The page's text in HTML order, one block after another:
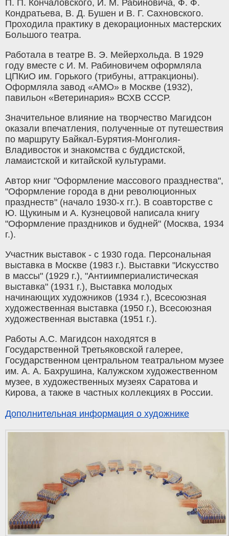
П. П. Кончаловского, И. М. Рабиновича, Ф. Ф.
Кондратьева, В. Д. Бушен и В. Г. Сахновского.
Проходила практику в декорационных мастерских
Большого театра.
Работала в театре В. Э. Мейерхольда. В 1929
году вместе с И. М. Рабиновичем оформляла
ЦПКиО им. Горького (трибуны, аттракционы).
Оформляла завод «АМО» в Москве (1932),
павильон «Ветеринария» ВСХВ СССР.
Значительное влияние на творчество Магидсон
оказали впечатления, полученные от путешествия
по маршруту Байкал-Бурятия-Монголия-
Владивосток и знакомства с буддистской,
ламаистской и китайской культурами.
Автор книг "Оформление массового празднества",
"Оформление города в дни революционных
празднеств" (начало 1930-х гг.). В соавторстве с
Ю. Щукиным и А. Кузнецовой написала книгу
"Оформление праздников и будней" (Москва, 1934
г.).
Участник выставок - с 1930 года. Персональная
выставка в Москве (1983 г.). Выставки "Искусство
в массы" (1929 г.), "Антиимпериалистическая
выставка" (1931 г.), Выставка молодых
начинающих художников (1934 г.), Всесоюзная
художественная выставка (1950 г.), Всесоюзная
художественная выставка (1951 г.).
Работы А.С. Магидсон находятся в
Государственной Третьяковской галерее,
Государственном центральном театральном музее
им. А. А. Бахрушина, Калужском художественном
музее, в художественных музеях Саратова и
Кирова, а также в частных коллекциях в России.
Дополнительная информация о художнике